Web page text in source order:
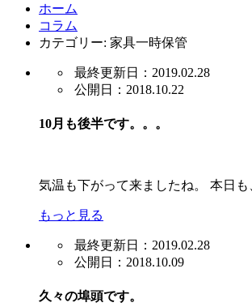
ホーム
コラム
カテゴリー: 家具一時保管
最終更新日：2019.02.28
公開日：2018.10.22
10月も後半です。。。
気温も下がって来ましたね。 本日
もっと見る
最終更新日：2019.02.28
公開日：2018.10.09
久々の埠頭です。